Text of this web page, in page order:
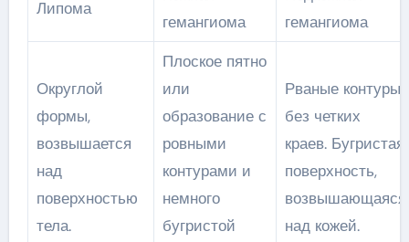
Липома
гемангиома
гемангиома
Округлой
формы,
возвышается
над
поверхностью
тела.
Плоское пятно
или
образование с
ровными
контурами и
немного
бугристой
Рваные контуры
без четких
краев. Бугристая
поверхность,
возвышающаяся
над кожей.